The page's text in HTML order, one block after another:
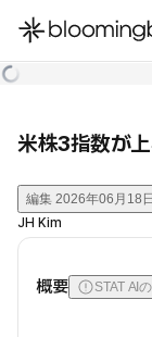
한국어
米株3指数が
編集 2026年06月18
JH Kim
概要 STAT AI